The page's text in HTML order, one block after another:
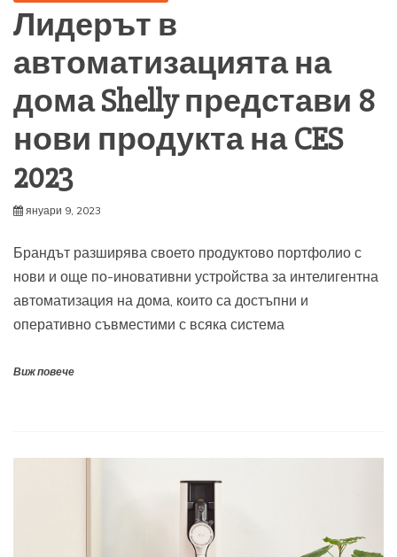
Лидерът в
автоматизацията на
дома Shelly представи 8
нови продукта на CES
2023
януари 9, 2023
Брандът разширява своето продуктово портфолио с
нови и още по-иновативни устройства за интелигентна
автоматизация на дома, които са достъпни и
оперативно съвместими с всяка система
Виж повече